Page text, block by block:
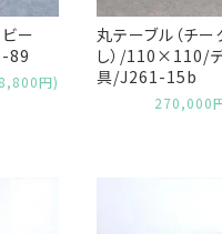
ー
89
円)
丸テーブル（チー
し）/110×110/
具/J261-15b
270,000